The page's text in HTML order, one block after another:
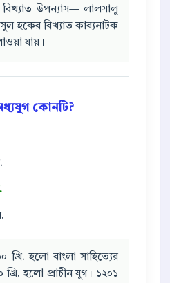
বিখ্যাত উপন্যাস— লালসালু
হকের বিখ্যাত কাব্যনাটক
যায়।
কোনটি?
খ্রি. হলো বাংলা সাহিত্যের
হলো প্রাচীন যুগ। ১২০১